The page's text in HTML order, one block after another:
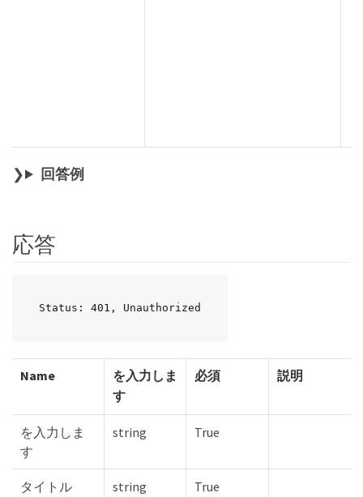
回答例
応答
Status: 401, Unauthorized
Name
を入力しま
す
必須 説明
を入力しま
す
string True
タイトル string True